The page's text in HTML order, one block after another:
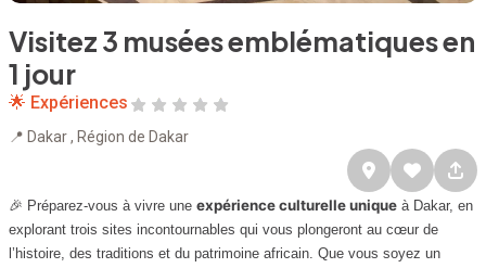
Visitez 3 musées emblématiques en
1 jour
🌟 Expériences
📍 Dakar , Région de Dakar
🎉 Préparez-vous à vivre une expérience culturelle unique à Dakar, en
explorant trois sites incontournables qui vous plongeront au cœur de
l’histoire, des traditions et du patrimoine africain. Que vous soyez un